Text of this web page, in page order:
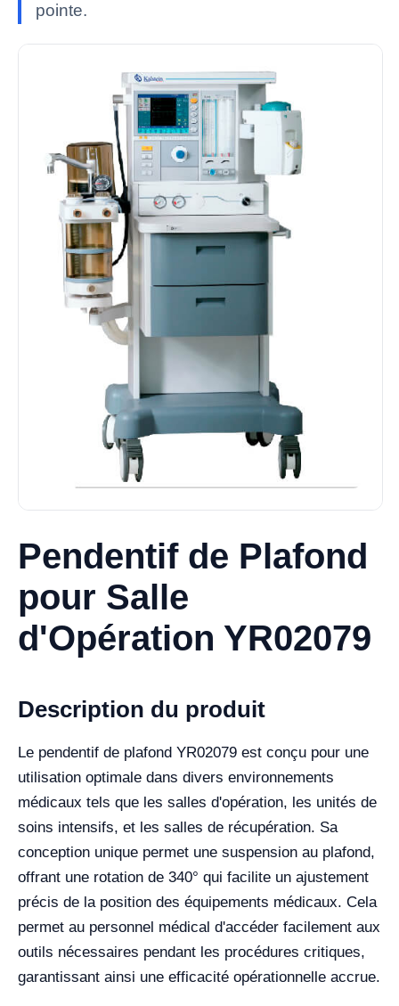
pointe.
Pendentif de Plafond
pour Salle
d'Opération YR02079
Description du produit
Le pendentif de plafond YR02079 est conçu pour une
utilisation optimale dans divers environnements
médicaux tels que les salles d'opération, les unités de
soins intensifs, et les salles de récupération. Sa
conception unique permet une suspension au plafond,
offrant une rotation de 340° qui facilite un ajustement
précis de la position des équipements médicaux. Cela
permet au personnel médical d'accéder facilement aux
outils nécessaires pendant les procédures critiques,
garantissant ainsi une efficacité opérationnelle accrue.